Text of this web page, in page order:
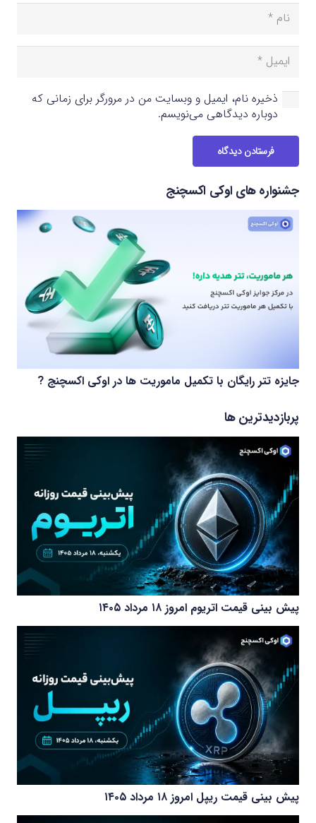
ذخیره نام، ایمیل و وبسایت من در مرورگر برای زمانی که
دوباره دیدگاهی می‌نویسم.
فرستادن دیدگاه
جشنواره های اوکی اکسچنج
جایزه تتر رایگان با تکمیل ماموریت ها در اوکی اکسچنج ?
پربازدیدترین ها
پیش بینی قیمت اتریوم امروز ۱۸ مرداد ۱۴۰۵
پیش بینی قیمت ریپل امروز ۱۸ مرداد ۱۴۰۵